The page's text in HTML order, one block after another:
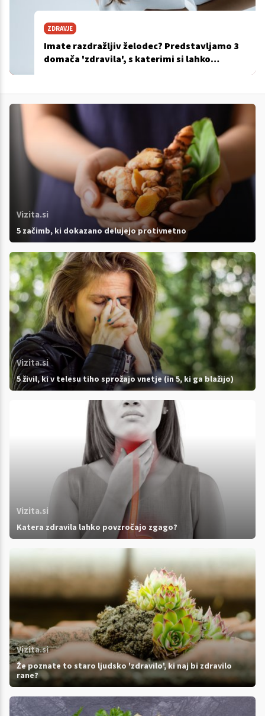
ZDRAVJE
Imate razdražljiv želodec? Predstavljamo 3
domača 'zdravila', s katerimi si lahko
Vizita.si
5 začimb, ki dokazano delujejo protivnetno
Vizita.si
5 živil, ki v telesu tiho sprožajo vnetje (in 5, ki ga blažijo)
Vizita.si
Katera zdravila lahko povzročajo zgago?
Vizita.si
Že poznate to staro ljudsko 'zdravilo', ki naj bi zdravilo
rane?